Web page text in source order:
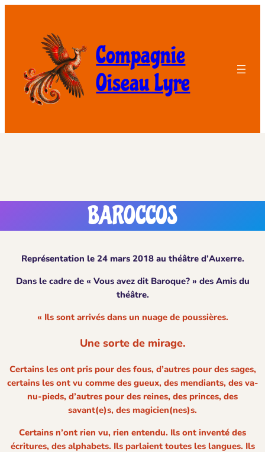
Compagnie
Oiseau Lyre
BAROCCOS
Représentation le 24 mars 2018 au théâtre d’Auxerre.
Dans le cadre de « Vous avez dit Baroque? » des Amis du
théâtre.​
« Ils sont arrivés dans un nuage de poussières.
Une sorte de mirage.
Certains les ont pris pour des fous, d’autres pour des sages,
certains les ont vu comme des gueux, des mendiants, des va-
nu-pieds, d’autres pour des reines, des princes, des
savant(e)s, des magicien(nes)s.
Certains n’ont rien vu, rien entendu. Ils ont inventé des
écritures, des alphabets. Ils parlaient toutes les langues. Ils